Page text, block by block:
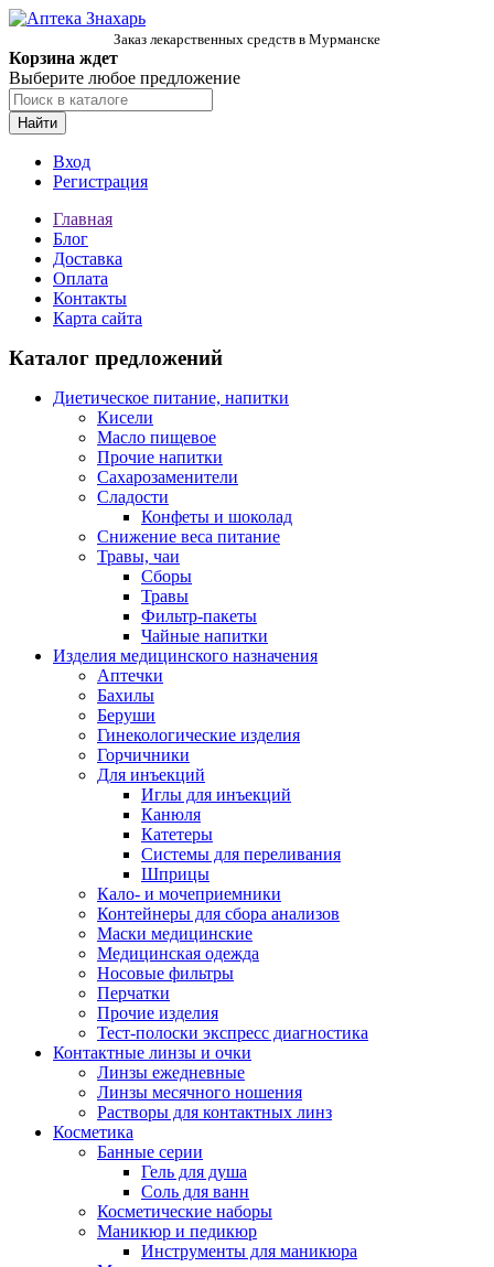
Заказ лекарственных средств в Мурманске
Корзина ждет
Выберите любое предложение
Найти
Вход
Регистрация
Главная
Блог
Доставка
Оплата
Контакты
Карта сайта
Каталог предложений
Диетическое питание, напитки
Кисели
Масло пищевое
Прочие напитки
Сахарозаменители
Сладости
Конфеты и шоколад
Снижение веса питание
Травы, чаи
Сборы
Травы
Фильтр-пакеты
Чайные напитки
Изделия медицинского назначения
Аптечки
Бахилы
Беруши
Гинекологические изделия
Горчичники
Для инъекций
Иглы для инъекций
Канюля
Катетеры
Системы для переливания
Шприцы
Кало- и мочеприемники
Контейнеры для сбора анализов
Маски медицинские
Медицинская одежда
Носовые фильтры
Перчатки
Прочие изделия
Тест-полоски экспресс диагностика
Контактные линзы и очки
Линзы ежедневные
Линзы месячного ношения
Растворы для контактных линз
Косметика
Банные серии
Гель для душа
Соль для ванн
Косметические наборы
Маникюр и педикюр
Инструменты для маникюра